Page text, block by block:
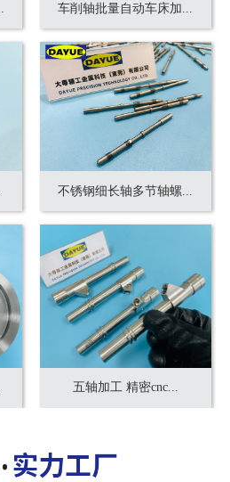
车削轴批量自动车床加...
不锈钢细长轴多节轴螺...
五轴加工 精密cnc...